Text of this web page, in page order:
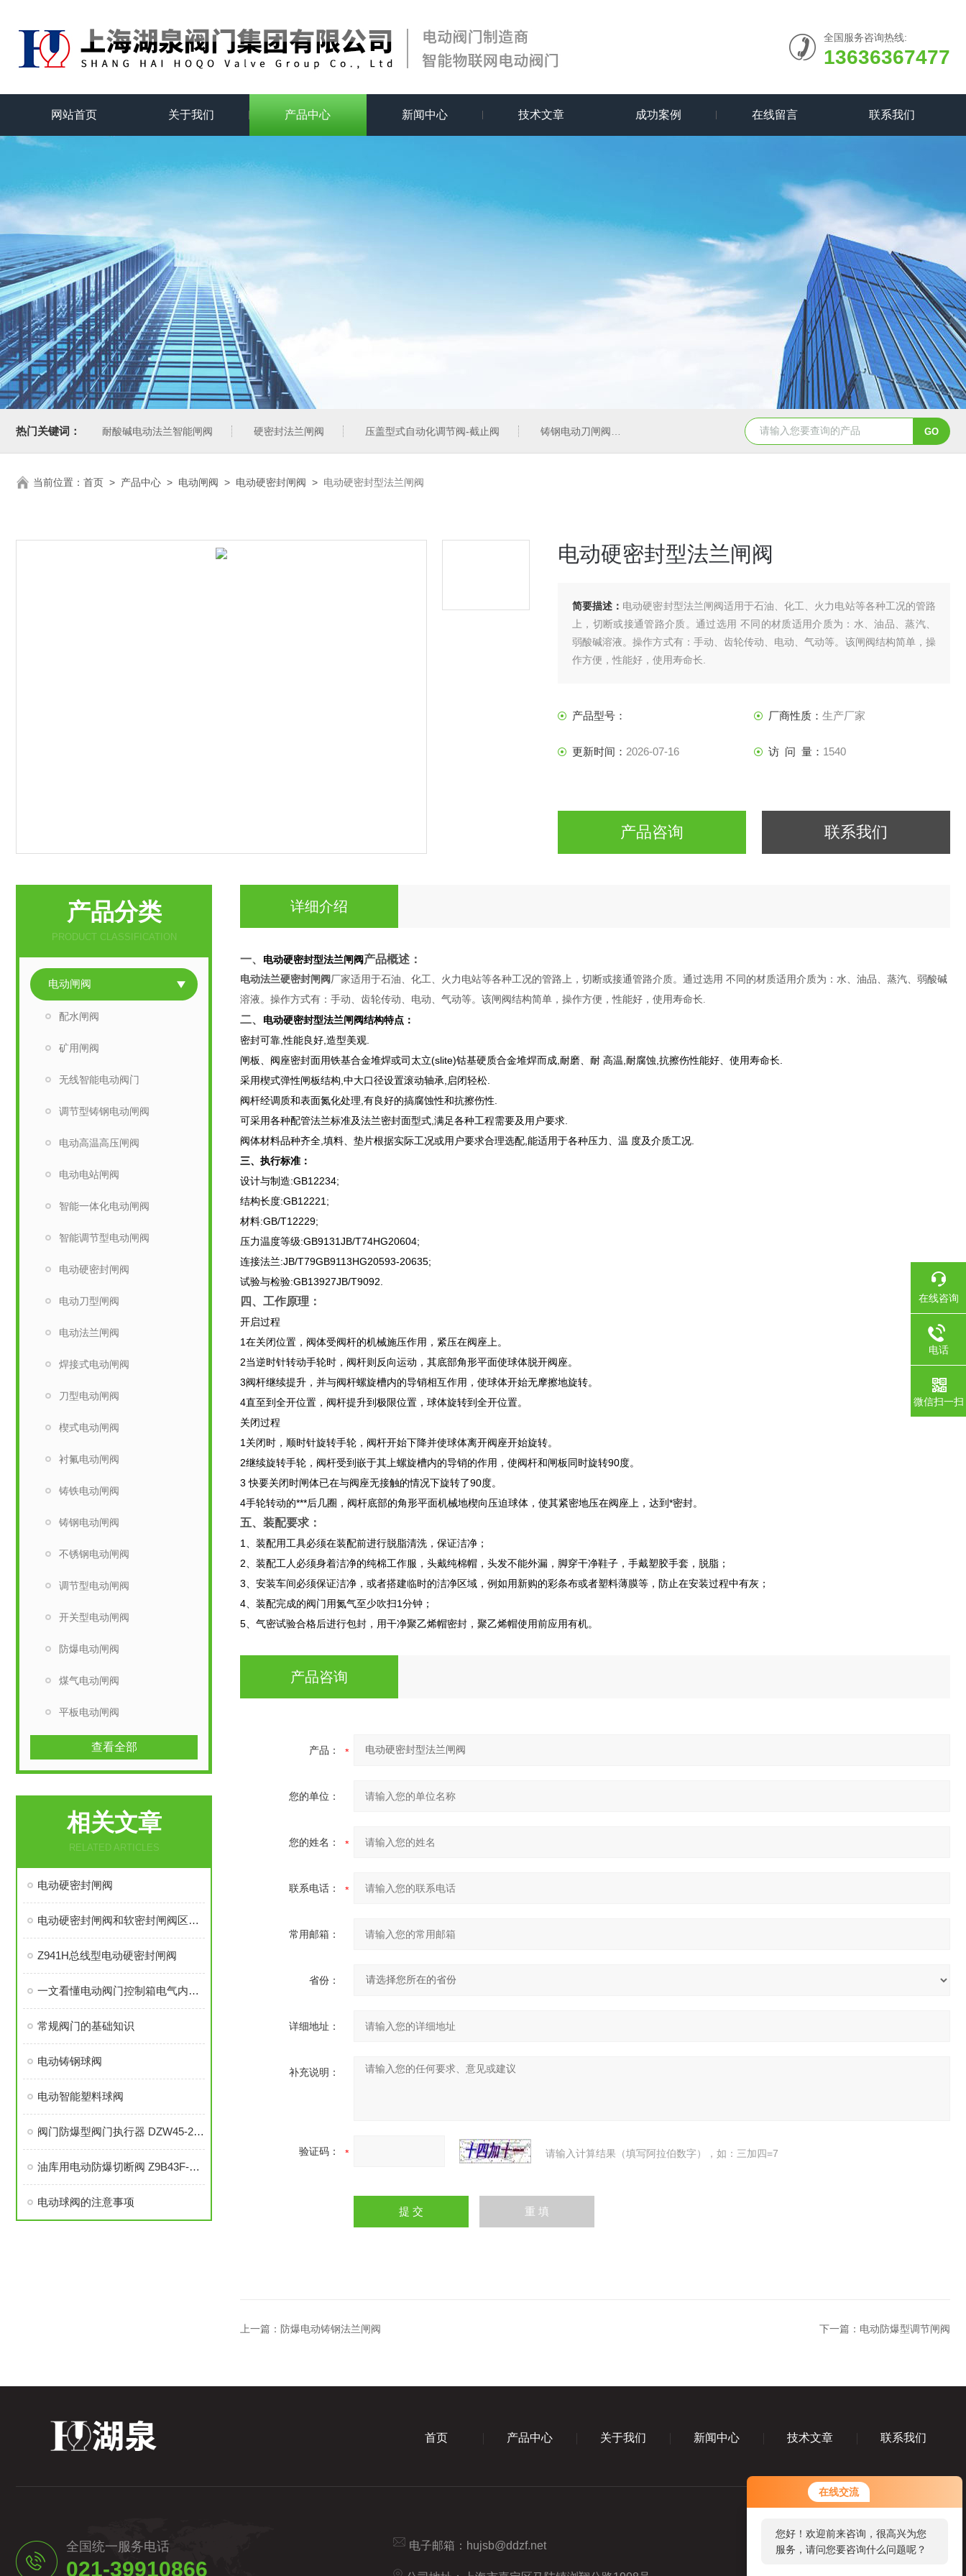
在线交流
您好！欢迎前来咨询，很高兴为您
服务，请问您要咨询什么问题呢？
全国服务咨询热线:
13636367477
网站首页 关于我们 产品中心 新闻中心 技术文章 成功案例 在线留言 联系我们
热门关键词： 耐酸碱电动法兰智能闸阀 硬密封法兰闸阀 压盖型式自动化调节阀-截止阀 铸钢电动刀闸阀 造纸行业电动刀闸阀选型 dn200湖泉电动截止阀 一
当前位置： 首页 > 产品中心 > 电动闸阀 > 电动硬密封闸阀 > 电动硬密封型法兰闸阀
电动硬密封型法兰闸阀
简要描述： 电动硬密封型法兰闸阀适用于石油、化工、火力电站等各种工况的管路
上，切断或接通管路介质。通过选用 不同的材质适用介质为：水、油品、蒸汽、
弱酸碱溶液。操作方式有：手动、齿轮传动、电动、气动等。该闸阀结构简单，操
作方便，性能好，使用寿命长.
产品型号： 厂商性质： 生产厂家
更新时间： 2026-07-16 访 问 量： 1540
产品咨询 联系我们
产品分类
PRODUCT CLASSIFICATION
电动闸阀
配水闸阀
矿用闸阀
无线智能电动阀门
调节型铸钢电动闸阀
电动高温高压闸阀
电动电站闸阀
智能一体化电动闸阀
智能调节型电动闸阀
电动硬密封闸阀
电动刀型闸阀
电动法兰闸阀
焊接式电动闸阀
刀型电动闸阀
楔式电动闸阀
衬氟电动闸阀
铸铁电动闸阀
铸钢电动闸阀
不锈钢电动闸阀
调节型电动闸阀
开关型电动闸阀
防爆电动闸阀
煤气电动闸阀
平板电动闸阀
查看全部
相关文章
RELATED ARTICLES
电动硬密封闸阀
电动硬密封闸阀和软密封闸阀区别在哪呢？
Z941H总线型电动硬密封闸阀
一文看懂电动阀门控制箱电气内部检查及检修
常规阀门的基础知识
电动铸钢球阀
电动智能塑料球阀
阀门防爆型阀门执行器 DZW45-24E ExdIIBT4防爆
油库用电动防爆切断阀 Z9B43F-CL200C 智能开关防爆型电动带导流孔平板闸阀
电动球阀的注意事项
详细介绍
一、 电动硬密封型法兰闸阀产品概述：
电动法兰硬密封闸阀 厂家适用于石油、化工、火力电站等各种工况的管路上，切断或接通管路介质。通过选用 不同的材质适用介质为：水、油品、蒸汽、弱酸碱
溶液。操作方式有：手动、齿轮传动、电动、气动等。该闸阀结构简单，操作方便，性能好，使用寿命长.
二、 电动硬密封型法兰闸阀结构特点：
密封可靠,性能良好,造型美观.
闸板、阀座密封面用铁基合金堆焊或司太立(slite)钴基硬质合金堆焊而成,耐磨、耐 高温,耐腐蚀,抗擦伤性能好、使用寿命长.
采用楔式弹性闸板结构,中大口径设置滚动轴承,启闭轻松.
阀杆经调质和表面氮化处理,有良好的搞腐蚀性和抗擦伤性.
可采用各种配管法兰标准及法兰密封面型式,满足各种工程需要及用户要求.
阀体材料品种齐全,填料、垫片根据实际工况或用户要求合理选配,能适用于各种压力、温 度及介质工况.
三、​执行标准：
设计与制造:GB12234;
结构长度:GB12221;
材料:GB/T12229;
压力温度等级:GB9131JB/T74HG20604;
连接法兰:JB/T79GB9113HG20593-20635;
试验与检验:GB13927JB/T9092.
四、工作原理：
开启过程
1在关闭位置，阀体受阀杆的机械施压作用，紧压在阀座上。
2当逆时针转动手轮时，阀杆则反向运动，其底部角形平面使球体脱开阀座。
3阀杆继续提升，并与阀杆螺旋槽内的导销相互作用，使球体开始无摩擦地旋转。
4直至到全开位置，阀杆提升到极限位置，球体旋转到全开位置。
关闭过程
1关闭时，顺时针旋转手轮，阀杆开始下降并使球体离开阀座开始旋转。
2继续旋转手轮，阀杆受到嵌于其上螺旋槽内的导销的作用，使阀杆和闸板同时旋转90度。
3 快要关闭时闸体已在与阀座无接触的情况下旋转了90度。
4手轮转动的***后几圈，阀杆底部的角形平面机械地楔向压迫球体，使其紧密地压在阀座上，达到*密封。
五、装配要求：
1、装配用工具必须在装配前进行脱脂清洗，保证洁净；
2、装配工人必须身着洁净的纯棉工作服，头戴纯棉帽，头发不能外漏，脚穿干净鞋子，手戴塑胶手套，脱脂；
3、安装车间必须保证洁净，或者搭建临时的洁净区域，例如用新购的彩条布或者塑料薄膜等，防止在安装过程中有灰；
4、装配完成的阀门用氮气至少吹扫1分钟；
5、气密试验合格后进行包封，用干净聚乙烯帽密封，聚乙烯帽使用前应用有机。
产品咨询
产品：
您的单位：
您的姓名：
联系电话：
常用邮箱：
省份：
详细地址：
补充说明：
验证码： 请输入计算结果（填写阿拉伯数字），如：三加四=7
上一篇： 防爆电动铸钢法兰闸阀 下一篇： 电动防爆型调节闸阀
首页 产品中心 关于我们 新闻中心 技术文章 联系我们
全国统一服务电话
021-39910866
电子邮箱： hujsb@ddzf.net
在线咨询
电话
微信扫一扫